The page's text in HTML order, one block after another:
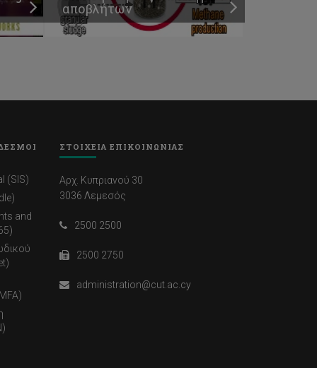
αποβλήτων
(SIS)
and
ΣΤΟΙΧΕΙΑ ΕΠΙΚΟΙΝΩΝΙΑΣ
Αρχ. Κυπριανού 30
3036 Λεμεσός
2500 2500
2500 2750
administration@cut.ac.cy